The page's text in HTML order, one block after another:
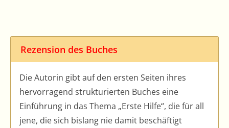
Rezension des Buches
Die Autorin gibt auf den ersten Seiten ihres
hervorragend strukturierten Buches eine
Einführung in das Thema „Erste Hilfe“, die für all
jene, die sich bislang nie damit beschäftigt